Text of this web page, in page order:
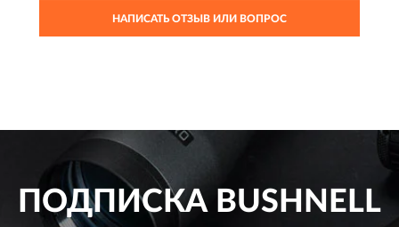
НАПИСАТЬ ОТЗЫВ ИЛИ ВОПРОС
ПОДПИСКА BUSHNELL